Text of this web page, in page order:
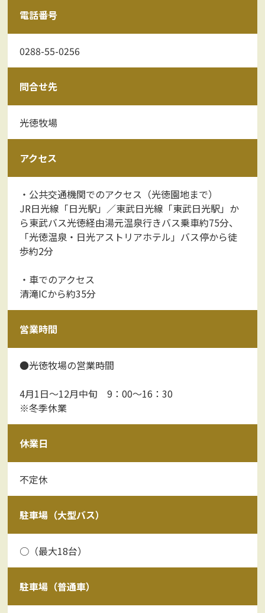
電話番号
0288-55-0256
問合せ先
光徳牧場
アクセス
・公共交通機関でのアクセス（光徳園地まで）
JR日光線「日光駅」／東武日光線「東武日光駅」か
ら東武バス光徳経由湯元温泉行きバス乗車約75分、
「光徳温泉・日光アストリアホテル」バス停から徒
歩約2分
・車でのアクセス
清滝ICから約35分
営業時間
●光徳牧場の営業時間
4月1日～12月中旬 9：00～16：30
※冬季休業
休業日
不定休
駐車場（大型バス）
○（最大18台）
駐車場（普通車）